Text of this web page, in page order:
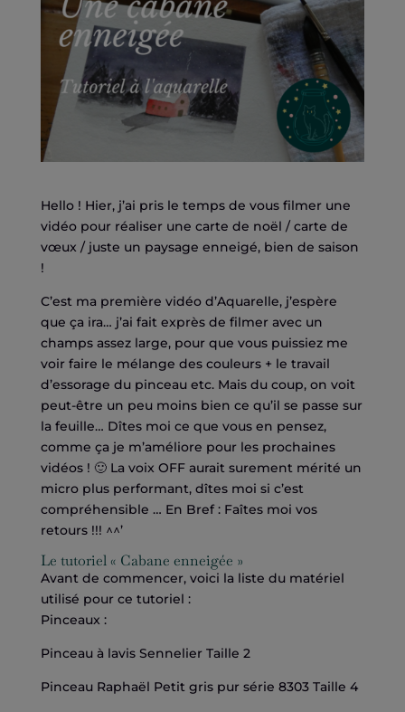
Hello ! Hier, j’ai pris le temps de vous filmer une
vidéo pour réaliser une carte de noël / carte de
vœux / juste un paysage enneigé, bien de saison
!
C’est ma première vidéo d’Aquarelle, j’espère
que ça ira… j’ai fait exprès de filmer avec un
champs assez large, pour que vous puissiez me
voir faire le mélange des couleurs + le travail
d’essorage du pinceau etc. Mais du coup, on voit
peut-être un peu moins bien ce qu’il se passe sur
la feuille… Dîtes moi ce que vous en pensez,
comme ça je m’améliore pour les prochaines
vidéos ! 🙂 La voix OFF aurait surement mérité un
micro plus performant, dîtes moi si c’est
compréhensible … En Bref : Faîtes moi vos
retours !!! ^^’
Le tutoriel « Cabane enneigée »
Avant de commencer, voici la liste du matériel
utilisé pour ce tutoriel :
Pinceaux :
Pinceau à lavis Sennelier Taille 2
Pinceau Raphaël Petit gris pur série 8303 Taille 4